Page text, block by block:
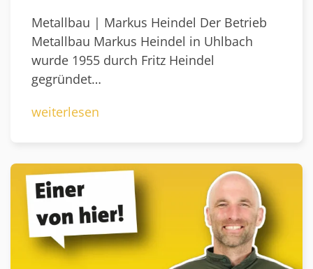
Metallbau | Markus Heindel Der Betrieb
Metallbau Markus Heindel in Uhlbach
wurde 1955 durch Fritz Heindel
gegründet…
weiterlesen